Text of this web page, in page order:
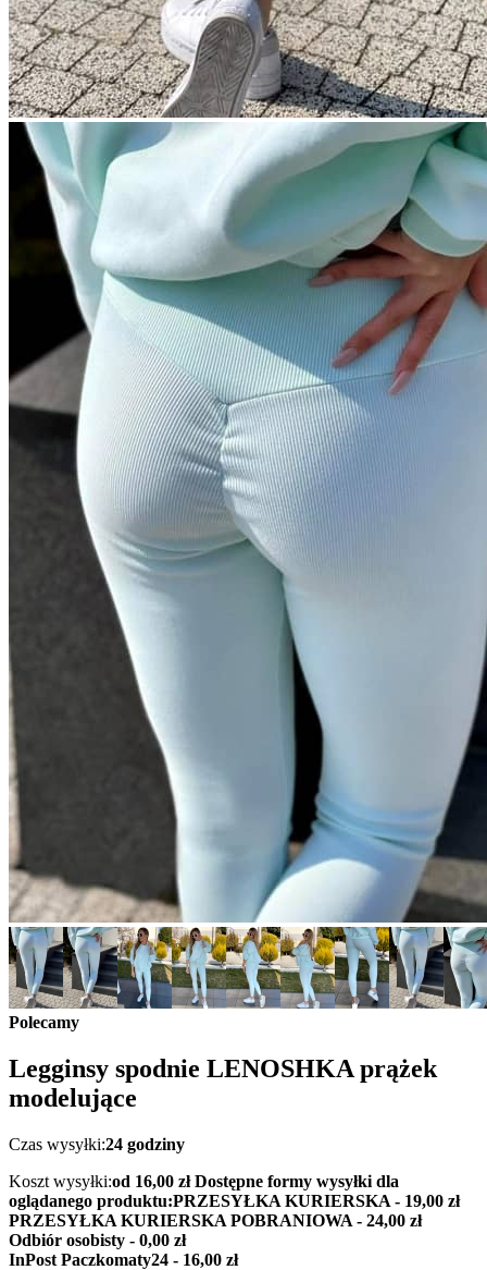
Polecamy
Legginsy spodnie LENOSHKA prążek
modelujące
Czas wysyłki:24 godziny
Koszt wysyłki:od 16,00 złDostępne formy wysyłki dla
oglądanego produktu:PRZESYŁKA KURIERSKA - 19,00 zł
PRZESYŁKA KURIERSKA POBRANIOWA - 24,00 zł
Odbiór osobisty - 0,00 zł
InPost Paczkomaty24 - 16,00 zł